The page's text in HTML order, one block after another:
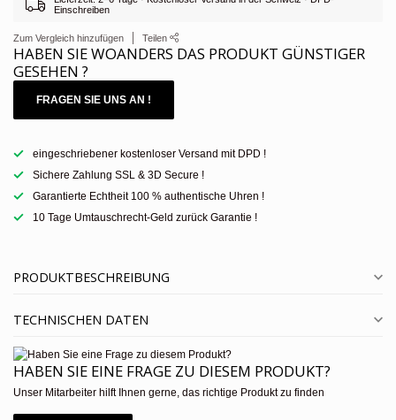
Einschreiben
Zum Vergleich hinzufügen Teilen
HABEN SIE WOANDERS DAS PRODUKT GÜNSTIGER
GESEHEN ?
FRAGEN SIE UNS AN !
eingeschriebener kostenloser Versand mit DPD !
Sichere Zahlung SSL & 3D Secure !
Garantierte Echtheit 100 % authentische Uhren !
10 Tage Umtauschrecht-Geld zurück Garantie !
PRODUKTBESCHREIBUNG
TECHNISCHEN DATEN
HABEN SIE EINE FRAGE ZU DIESEM PRODUKT?
Unser Mitarbeiter hilft Ihnen gerne, das richtige Produkt zu finden